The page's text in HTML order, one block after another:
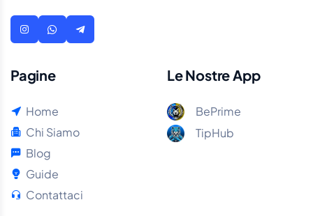
Pagine
Home
Chi Siamo
Blog
Guide
Contattaci
Le Nostre App
BePrime
TipHub